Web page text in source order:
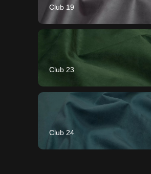
Club 19
Club 23
Club 24